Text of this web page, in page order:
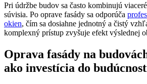
Pri údržbe budov sa často kombinujú
súvisia. Po oprave fasády sa odporúča
okien, čím sa dosiahne jednotný a čistý
komplexný prístup zvyšuje efekt výslednej
Oprava fasády na
ako investícia do